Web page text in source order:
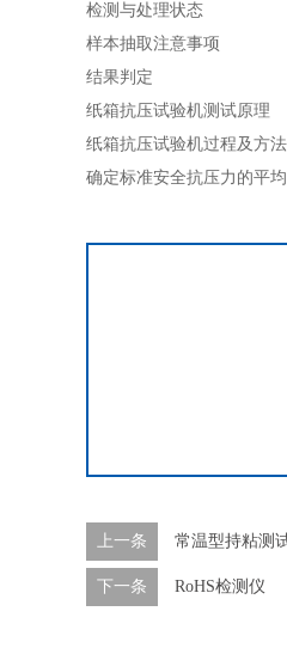
检测与处理状态
样本抽取注意事项
结果判定
纸箱抗压试验机测试原理
纸箱抗压试验机过程及方法
确定标准安全抗压力的平
上一条 常温型持粘测
下一条 RoHS检测仪